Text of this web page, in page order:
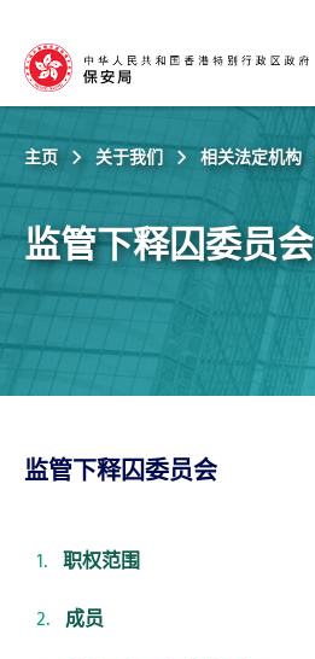
主页 关于我们 相关法定机构
监管下释囚委员会
监管下释囚委员会
职权范围
成员